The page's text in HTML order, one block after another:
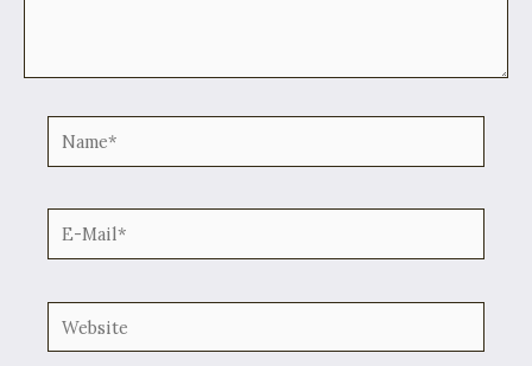
Name*
E-
Mail*
Website